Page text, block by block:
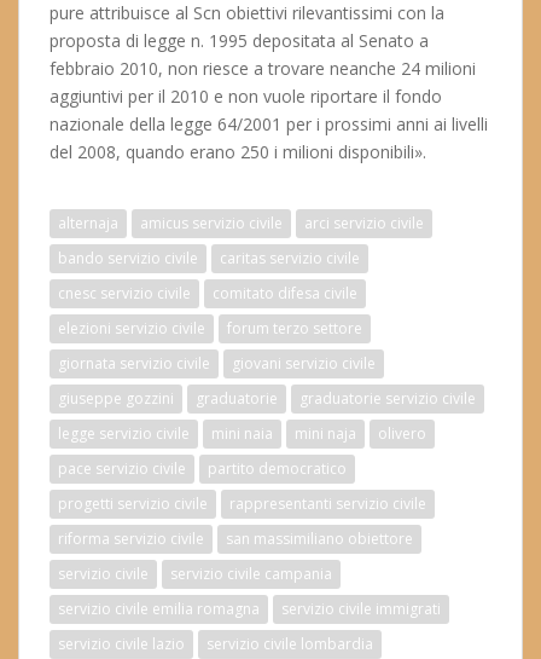
pure attribuisce al Scn obiettivi rilevantissimi con la
proposta di legge n. 1995 depositata al Senato a
febbraio 2010, non riesce a trovare neanche 24 milioni
aggiuntivi per il 2010 e non vuole riportare il fondo
nazionale della legge 64/2001 per i prossimi anni ai livelli
del 2008, quando erano 250 i milioni disponibili».
alternaja amicus servizio civile
arci servizio civile
bando servizio civile
caritas servizio civile
cnesc servizio civile
comitato difesa civile
elezioni servizio civile
forum terzo settore
giornata servizio civile
giovani servizio civile
giuseppe gozzini
graduatorie
graduatorie servizio civile
legge servizio civile
mini naia mini naja
olivero
pace servizio civile
partito democratico
progetti servizio civile
rappresentanti servizio civile
riforma servizio civile
san massimiliano obiettore
servizio civile
servizio civile campania
servizio civile emilia romagna
servizio civile immigrati
servizio civile lazio
servizio civile lombardia